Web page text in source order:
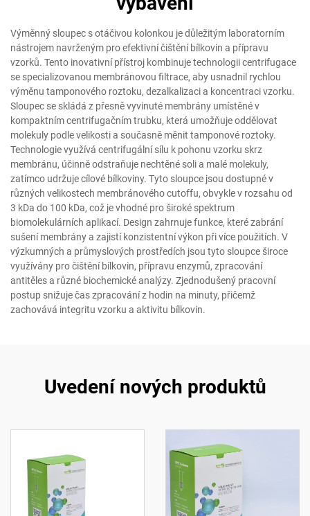
Výměnný sloupec s otáčivou kolonkou je důležitým laboratorním
nástrojem navrženým pro efektivní čištění bílkovin a přípravu
vzorků. Tento inovativní přístroj kombinuje technologii centrifugace
se specializovanou membránovou filtrace, aby usnadnil rychlou
výměnu tamponového roztoku, dezalkalizaci a koncentraci vzorku.
Sloupec se skládá z přesně vyvinuté membrány umístěné v
kompaktním centrifugačním trubku, která umožňuje oddělovat
molekuly podle velikosti a současně měnit tamponové roztoky.
Technologie využívá centrifugální sílu k pohonu vzorku skrz
membránu, účinně odstraňuje nechtěné soli a malé molekuly,
zatímco udržuje cílové bílkoviny. Tyto sloupce jsou dostupné v
různých velikostech membránového cutoffu, obvykle v rozsahu od
3 kDa do 100 kDa, což je vhodné pro široké spektrum
biomolekulárních aplikací. Design zahrnuje funkce, které zabrání
sušení membrány a zajistí konzistentní výkon při více použitích. V
výzkumných a průmyslových prostředích jsou tyto sloupce široce
využívány pro čištění bílkovin, přípravu enzymů, zpracování
antitěles a různé biochemické analýzy. Zjednodušený pracovní
postup snižuje čas zpracování z hodin na minuty, přičemž
zachovává integritu vzorku a aktivitu bílkovin.
Uvedení nových produktů